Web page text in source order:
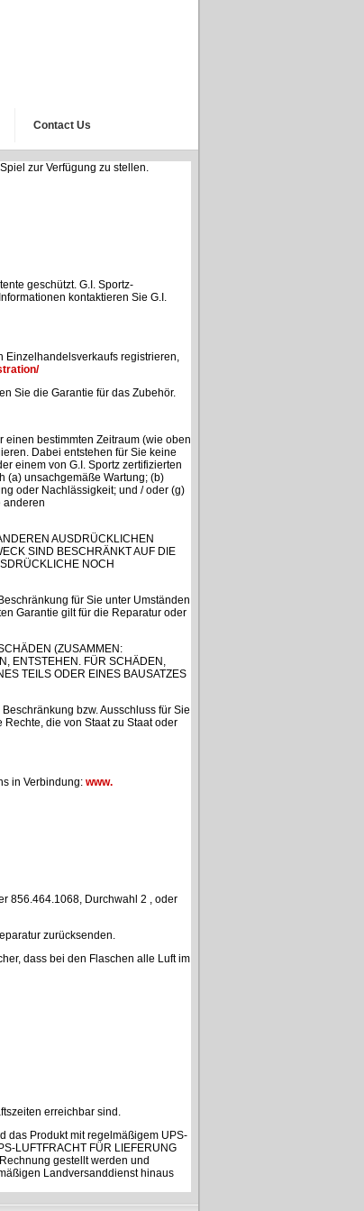
Contact Us
zur Verfügung zu stellen.
geschützt. G.I. Sportz-
kontaktieren Sie G.I.
Einzelhandelsverkaufs registrieren,
Sie die Garantie für das Zubehör.
bestimmten Zeitraum (wie oben
Dabei entstehen für Sie keine
einem von G.I. Sportz zertifizierten
(a) unsachgemäße Wartung; (b)
oder Nachlässigkeit; und / oder (g)
anderen
AUSDRÜCKLICHEN
SIND BESCHRÄNKT AUF DIE
NOCH
für Sie unter Umständen
Garantie gilt für die Reparatur oder
(ZUSAMMEN:
ENTSTEHEN. FÜR SCHÄDEN,
TEILS ODER EINES BAUSATZES
bzw. Ausschluss für Sie
die von Staat zu Staat oder
in Verbindung: www.
856.464.1068, Durchwahl 2 , oder
zurücksenden.
dass bei den Flaschen alle Luft im
erreichbar sind.
das Produkt mit regelmäßigem UPS-
LUFTFRACHT FÜR LIEFERUNG
gestellt werden und
Landversanddienst hinaus